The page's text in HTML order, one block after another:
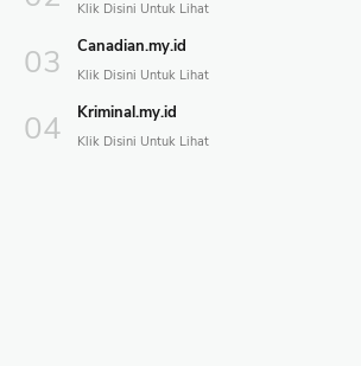
Canadian.my.id
Kriminal.my.id